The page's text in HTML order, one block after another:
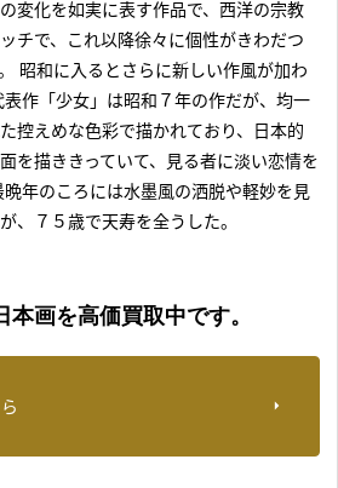
変化を如実に表す作品で、西洋の宗教
チで、これ以降徐々に個性がきわだつ
昭和に入るとさらに新しい作風が加わ
作「少女」は昭和７年の作だが、均一
控えめな色彩で描かれており、日本的
を描ききっていて、見る者に淡い恋情を
年のころには水墨風の洒脱や軽妙を見
、７５歳で天寿を全うした。
本画を高価買取中です。